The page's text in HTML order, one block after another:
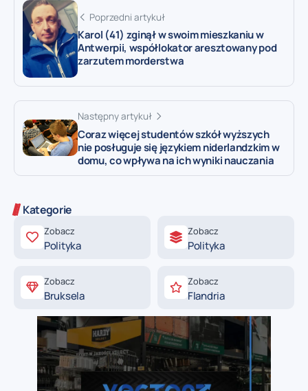
Poprzedni artykuł
Karol (41) zginął w swoim mieszkaniu w
Antwerpii, współlokator aresztowany pod
zarzutem morderstwa
Następny artykuł
Coraz więcej studentów szkół wyższych
nie posługuje się językiem niderlandzkim w
domu, co wpływa na ich wyniki nauczania
Kategorie
Zobacz
Polityka
Zobacz
Polityka
Zobacz
Bruksela
Zobacz
Flandria